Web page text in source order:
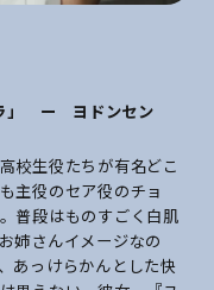
」 ー ヨドンセン
校生役たちが有名どこ
主役のセア役のチョ
普段はものすごく白肌
姉さんイメージなの
あっけらかんとした快